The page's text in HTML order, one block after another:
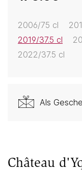
2006/75 cl
2019/37.5 cl
2022/37.5 cl
Als
Château